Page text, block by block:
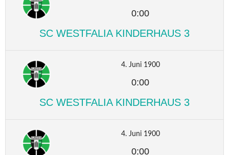
0:00
SC WESTFALIA KINDERHAUS 3
4. Juni 1900
0:00
SC WESTFALIA KINDERHAUS 3
4. Juni 1900
0:00